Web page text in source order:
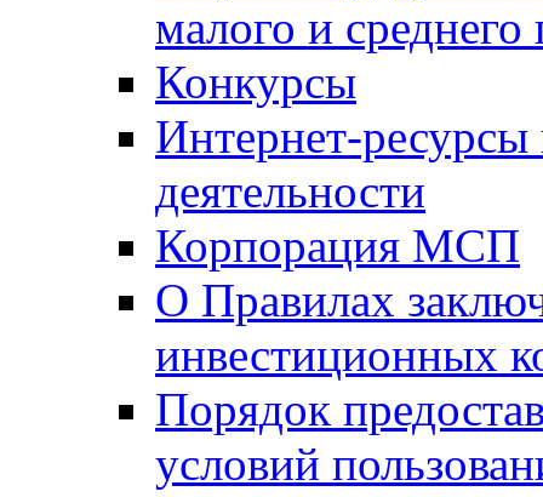
малого и среднего
Конкурсы
Интернет-
деятельности
Корпорация МСП
О Правилах
инвестиционных
Порядок
условий